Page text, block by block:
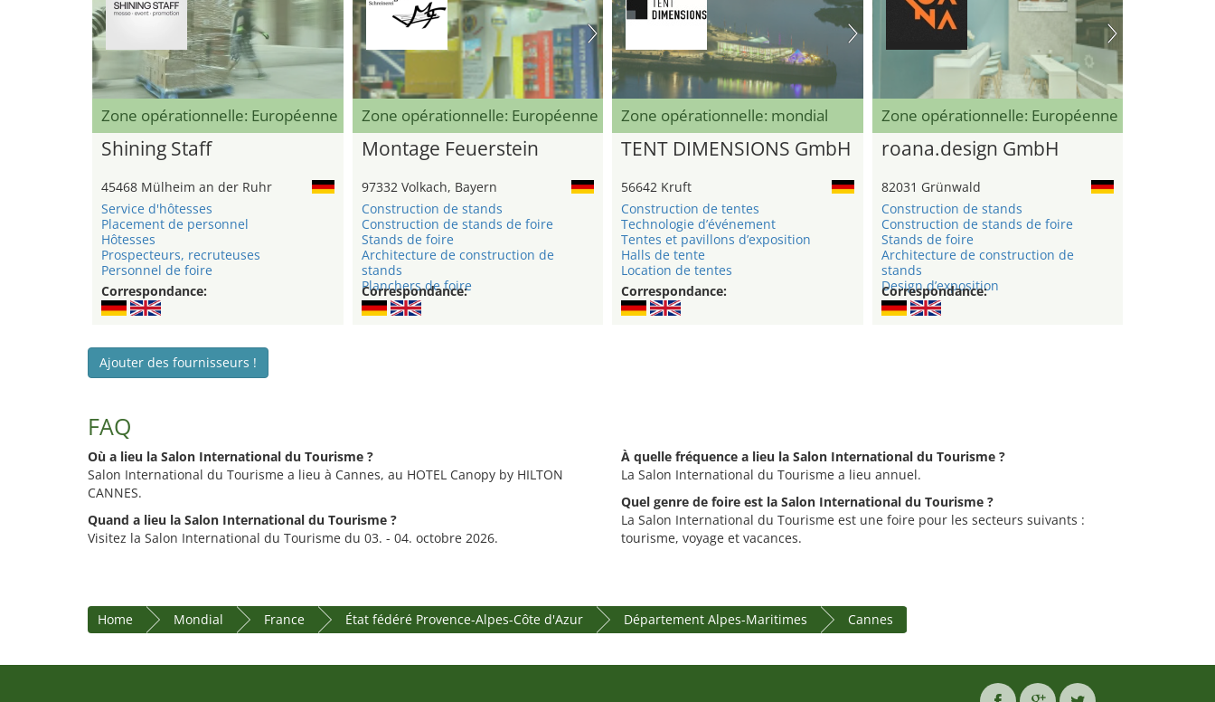
Zone opérationnelle: Européenne
Shining Staff
45468 Mülheim an der Ruhr
Service d'hôtesses
Placement de personnel
Hôtesses
Prospecteurs, recruteuses
Personnel de foire
Correspondance:
Zone opérationnelle: Européenne
Montage Feuerstein
97332 Volkach, Bayern
Construction de stands
Construction de stands de foire
Stands de foire
Architecture de construction de
stands
Planchers de foire
Correspondance:
Zone opérationnelle: mondial
TENT DIMENSIONS GmbH
56642 Kruft
Construction de tentes
Technologie d’événement
Tentes et pavillons d’exposition
Halls de tente
Location de tentes
Correspondance:
Zone opérationnelle: Européenne
roana.design GmbH
82031 Grünwald
Construction de stands
Construction de stands de foire
Stands de foire
Architecture de construction de
stands
Design d’exposition
Correspondance:
Ajouter des fournisseurs !
FAQ
Où a lieu la Salon International du Tourisme ?
Salon International du Tourisme a lieu à Cannes, au HOTEL Canopy by HILTON
CANNES.
Quand a lieu la Salon International du Tourisme ?
Visitez la Salon International du Tourisme du 03. - 04. octobre 2026.
À quelle fréquence a lieu la Salon International du Tourisme ?
La Salon International du Tourisme a lieu annuel.
Quel genre de foire est la Salon International du Tourisme ?
La Salon International du Tourisme est une foire pour les secteurs suivants :
tourisme, voyage et vacances.
Home Mondial France État fédéré Provence-Alpes-Côte d'Azur Département Alpes-Maritimes Cannes